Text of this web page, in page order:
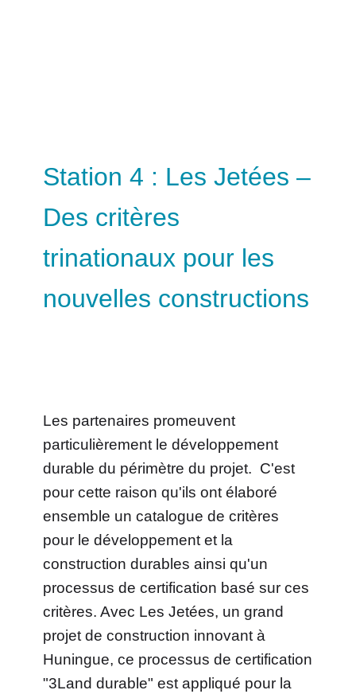
Station 4 : Les Jetées –
Des critères
trinationaux pour les
nouvelles constructions
Les partenaires promeuvent
particulièrement le développement
durable du périmètre du projet. C'est
pour cette raison qu'ils ont élaboré
ensemble un catalogue de critères
pour le développement et la
construction durables ainsi qu'un
processus de certification basé sur ces
critères. Avec Les Jetées, un grand
projet de construction innovant à
Huningue, ce processus de certification
"3Land durable" est appliqué pour la